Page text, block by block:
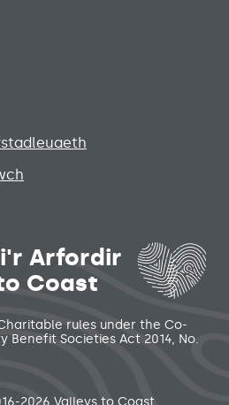
Arfordir
Coast
rules under the Co-
Benefit Societies Act 2014, No.
2026 Valleys to Coast